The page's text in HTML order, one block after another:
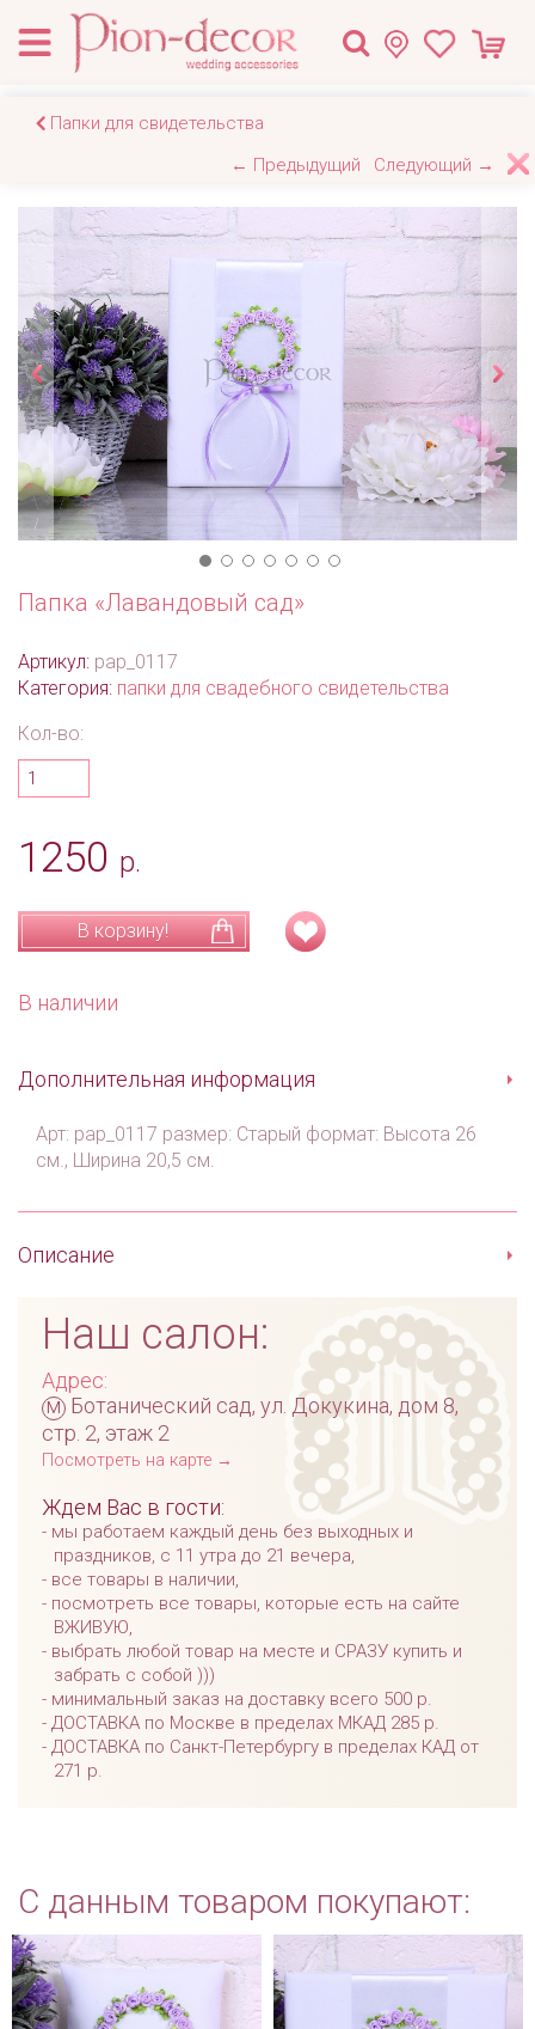
Папки для свидетельства
← Предыдущий
Следующий →
Папка «Лавандовый сад»
Артикул: pap_0117
Категория: папки для свадебного свидетельства
Кол-во:
1250 р.
В корзину!
В наличии
Дополнительная информация
Арт: pap_0117 размер: Старый формат: Высота 26
см., Ширина 20,5 см.
Описание
Наш салон:
Адрес:
м Ботанический сад, ул. Докукина, дом 8,
стр. 2, этаж 2
Посмотреть на карте →
Ждем Вас в гости:
мы работаем каждый день без выходных и
праздников, с 11 утра до 21 вечера,
все товары в наличии,
посмотреть все товары, которые есть на сайте
ВЖИВУЮ,
выбрать любой товар на месте и СРАЗУ купить и
забрать с собой )))
минимальный заказ на доставку всего 500 р.
ДОСТАВКА по Москве в пределах МКАД 285 р.
ДОСТАВКА по Санкт-Петербургу в пределах КАД от
271 р.
С данным товаром покупают: